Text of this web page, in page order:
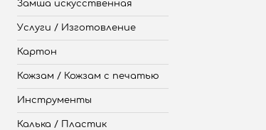
Замша искусственная
Услуги / Изготовление
Картон
Кожзам / Кожзам с печатью
Инструменты
Калька / Пластик